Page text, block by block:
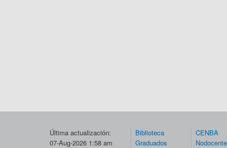
Última actualización:
07-Aug-2026 1:58 am
Biblioteca
Graduados
CENBA